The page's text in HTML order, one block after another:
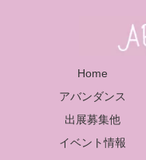
Home
アバンダンス
出展募集他
イベント情報